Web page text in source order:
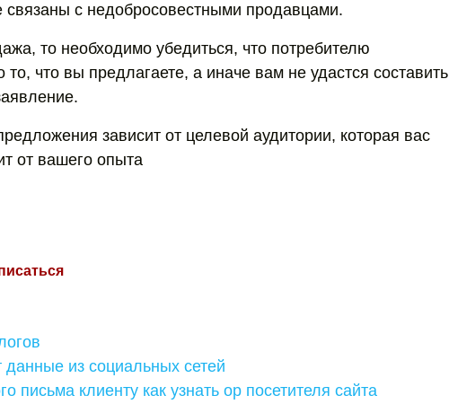
связаны с недобросовестными продавцами.
то необходимо убедиться, что потребителю
что вы предлагаете, а иначе вам не удастся составить
зависит от целевой аудитории, которая вас
от вашего опыта
из социальных сетей
письма клиенту как узнать op посетителя сайта